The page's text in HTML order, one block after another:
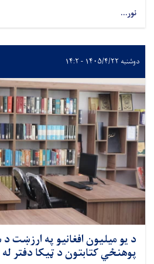
نور...
دوشنبه ۱۴۰۵/۴/۲۲ - ۱۴:۲
د یو میلیون افغانیو په ارزښت
پوهنځي کتابتون د ټيکا دفتر